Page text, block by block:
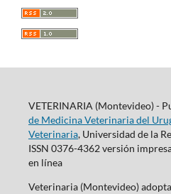
VETERINARIA (Montevideo) -
de Medicina Veterinaria del
Veterinaria, Universidad de la
ISSN 0376-4362 versión
en línea
Veterinaria (Montevideo)